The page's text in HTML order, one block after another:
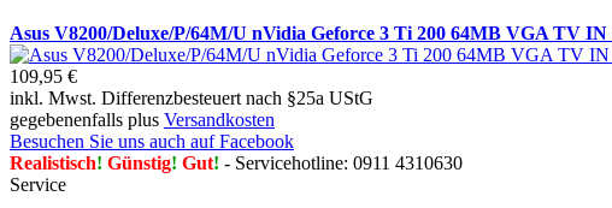
Asus V8200/Deluxe/P/64M/U nVidia Geforce 3 Ti 200 64MB VGA TV
109,95 €
inkl. Mwst. Differenzbesteuert nach §25a UStG
gegebenenfalls plus Versandkosten
Besuchen Sie uns auch auf Facebook
Realistisch! Günstig! Gut! - Servicehotline: 0911 4310630
Service